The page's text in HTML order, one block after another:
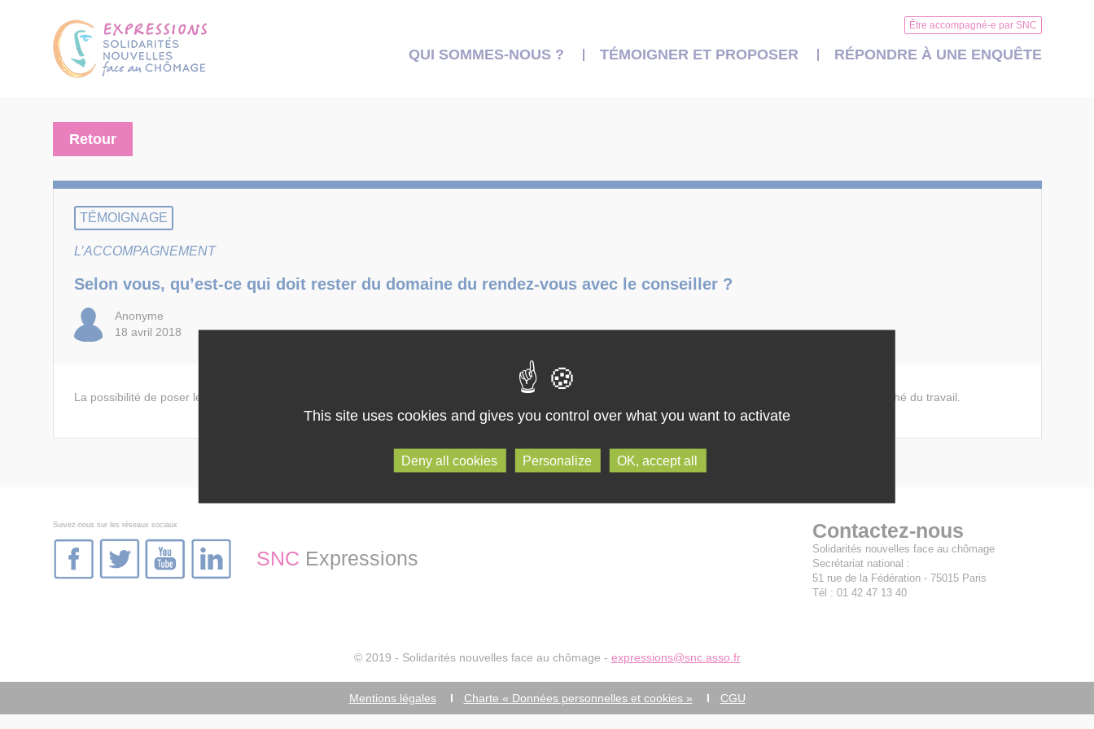
QUI SOMMES-NOUS ? TÉMOIGNER ET PROPOSER RÉPONDRE À UNE ENQUÊTE
Être accompagné-e par SNC
Retour
TÉMOIGNAGE
L’ACCOMPAGNEMENT
Selon vous, qu’est-ce qui doit rester du domaine du rendez-vous avec le conseiller ?
Anonyme
18 avril 2018
La possibilité de poser les différentes questions concernant les opportunités d'emploi en tenant compte de mon âge, de mes compétences et de l'offre du marché du travail.
Suivez-nous sur les réseaux sociaux
SNC Expressions
Contactez-nous
Solidarités nouvelles face au chômage
Secrétariat national :
51 rue de la Fédération - 75015 Paris
Tél : 01 42 47 13 40
© 2019 - Solidarités nouvelles face au chômage - expressions@snc.asso.fr
Mentions légales Charte « Données personnelles et cookies » CGU
This site uses cookies and gives you control over what you want to activate
Deny all cookies Personalize OK, accept all